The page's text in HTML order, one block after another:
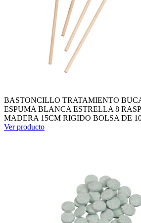
BASTONCILLO TRATAMIENTO
ESPUMA BLANCA ESTRELLA 8
MADERA 15CM RIGIDO BOLSA DE
Ver producto